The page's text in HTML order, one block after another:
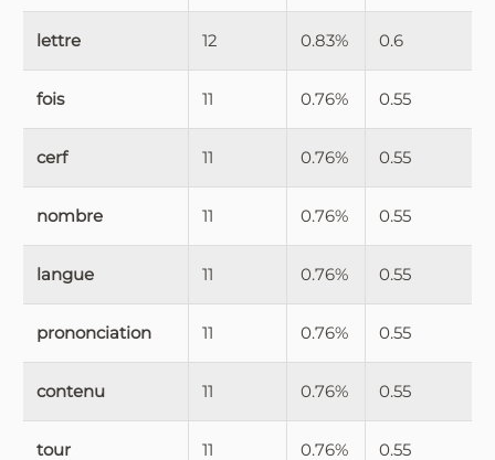
lettre 12 0.83% 0.6
fois 11 0.76% 0.55
cerf 11 0.76% 0.55
nombre 11 0.76% 0.55
langue 11 0.76% 0.55
prononciation 11 0.76% 0.55
contenu 11 0.76% 0.55
tour 11 0.76% 0.55